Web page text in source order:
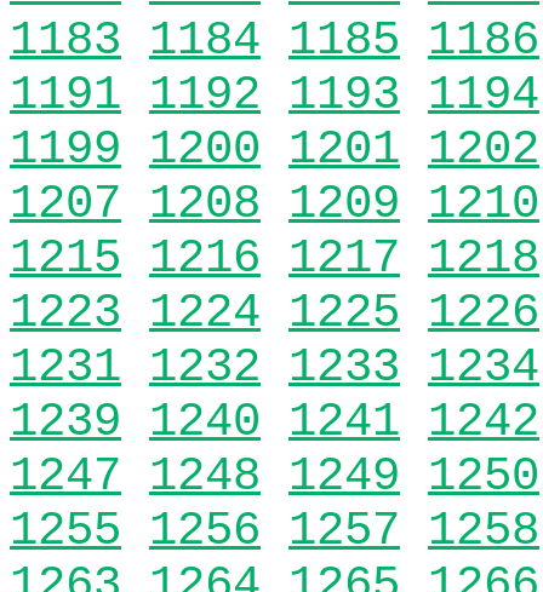
1183 1184 1185 1186
1191 1192 1193 1194
1199 1200 1201 1202
1207 1208 1209 1210
1215 1216 1217 1218
1223 1224 1225 1226
1231 1232 1233 1234
1239 1240 1241 1242
1247 1248 1249 1250
1255 1256 1257 1258